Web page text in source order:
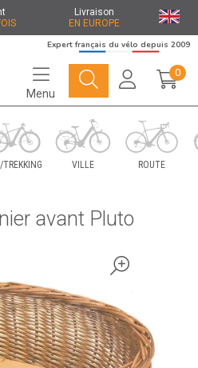
Livraison
EN EUROPE
de vélo
Expert français du vélo depuis 2009
Menu
0
VILLE ROUTE
avant Pluto